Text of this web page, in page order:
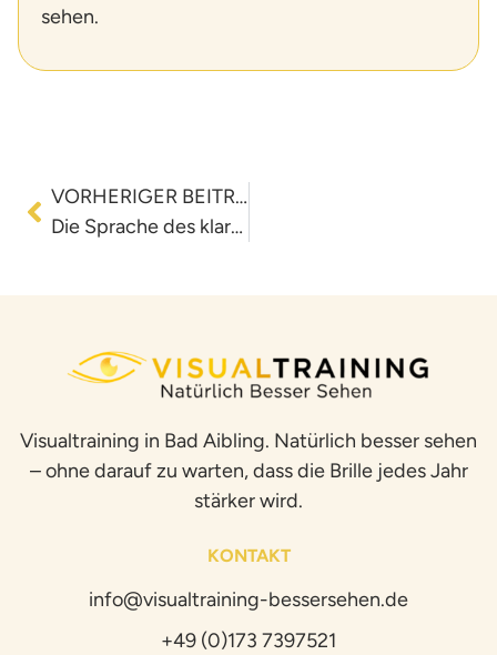
sehen.
VORHERIGER BEITRAG
Die Sprache des klaren Sehens
Visualtraining in Bad Aibling. Natürlich besser sehen
– ohne darauf zu warten, dass die Brille jedes Jahr
stärker wird.
KONTAKT
info@visualtraining-bessersehen.de
+49 (0)173 7397521